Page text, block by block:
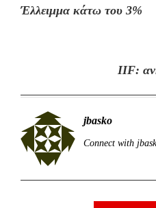
Έλλειμμα κάτω του 3%
IIF:
jbasko
Connect with